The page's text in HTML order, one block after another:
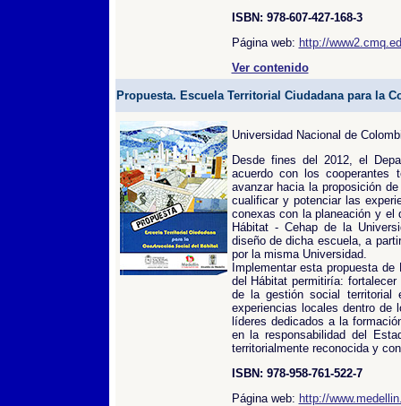
ISBN: 978-607-427-168-3
Página web: http://
Ver contenido
Propuesta. Escuela Territorial Ciudadana para la
Universidad Nacional de
Desde fines del 2012, el
acuerdo con los cooperantes
avanzar hacia la proposición
cualificar y potenciar las
conexas con la planeación y el
Hábitat - Cehap de la
diseño de dicha escuela, a
por la misma Universidad.
Implementar esta propuesta
del Hábitat permitiría:
de la gestión social territorial
experiencias locales dentro de
líderes dedicados a la
en la responsabilidad del
territorialmente reconocida y
ISBN: 978-958-761-522-7
Página web: http://